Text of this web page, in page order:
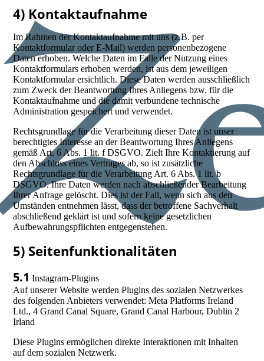
4) Kontaktaufnahme
Im Rahmen der Kontaktaufnahme mit uns (z.B. per
Kontaktformular oder E-Mail) werden personenbezogene
Daten erhoben. Welche Daten im Falle der Nutzung eines
Kontaktformulars erhoben werden, ist aus dem jeweiligen
Kontaktformular ersichtlich. Diese Daten werden ausschließlich
zum Zweck der Beantwortung Ihres Anliegens bzw. für die
Kontaktaufnahme und die damit verbundene technische
Administration gespeichert und verwendet.
Rechtsgrundlage für die Verarbeitung dieser Daten ist unser
berechtigtes Interesse an der Beantwortung Ihres Anliegens
gemäß Art. 6 Abs. 1 lit. f DSGVO. Zielt Ihre Kontaktierung auf
den Abschluss eines Vertrages ab, so ist zusätzliche
Rechtsgrundlage für die Verarbeitung Art. 6 Abs. 1 lit. b
DSGVO. Ihre Daten werden nach abschließender Bearbeitung
Ihrer Anfrage gelöscht. Dies ist der Fall, wenn sich aus den
Umständen entnehmen lässt, dass der betroffene Sachverhalt
abschließend geklärt ist und sofern keine gesetzlichen
Aufbewahrungspflichten entgegenstehen.
5) Seitenfunktionalitäten
5.1 Instagram-Plugins
Auf unserer Website werden Plugins des sozialen Netzwerkes
des folgenden Anbieters verwendet: Meta Platforms Ireland
Ltd., 4 Grand Canal Square, Grand Canal Harbour, Dublin 2
Irland
Diese Plugins ermöglichen direkte Interaktionen mit Inhalten
auf dem sozialen Netzwerk.